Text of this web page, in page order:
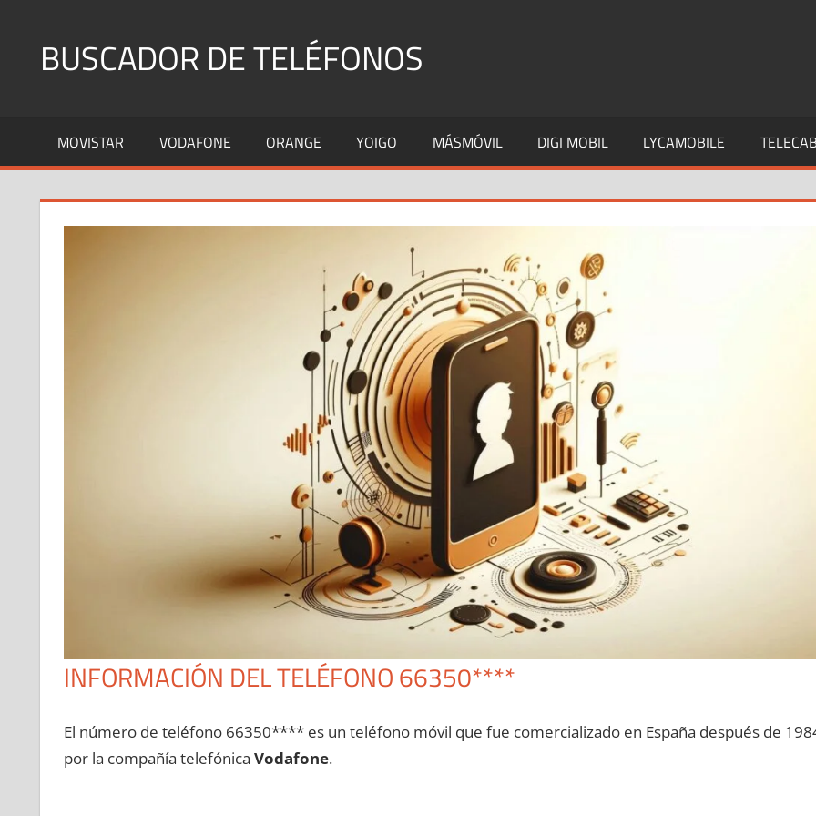
contenidoBUSCADOR DE TELÉFONOS
Fijos
y
MOVISTAR VODAFONE ORANGE YOIGO MÁSMÓVIL DIGI MOBIL LYCAMOBILE
INFORMACIÓN DEL TELÉFONO 66350****
El número dе teléfono 66350**** es un teléfono móvil quе fue comercializado en España después dе
pοr la compañía telefónica Vodafone.